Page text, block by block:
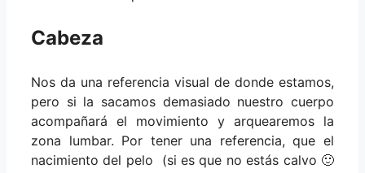
Cabeza
Nos da una referencia visual de donde estamos,
pero si la sacamos demasiado nuestro cuerpo
acompañará el movimiento y arquearemos la
zona lumbar. Por tener una referencia, que el
nacimiento del pelo (si es que no estás calvo 🙂